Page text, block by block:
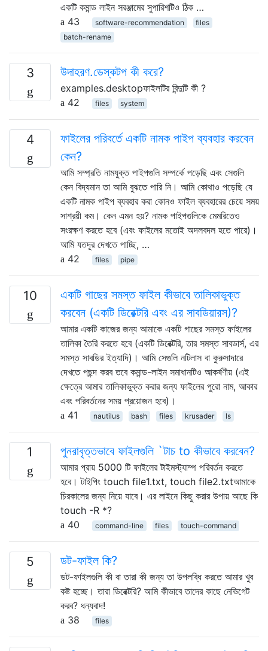
একটি কমান্ড লাইন সরঞ্জামের সুপারিশটিও ঠিক …
43
software-recommendation
files
batch-rename
3 উদাহরণ.ডেস্কটপ কী করে?
examples.desktopফাইলটির বিন্দুটি কী ?
42
files system
4
ফাইলের পরিবর্তে একটি নামক পাইপ ব্যবহার করবেন
কেন?
আমি সম্প্রতি নামযুক্ত পাইপগুলি সম্পর্কে পড়েছি এবং সেগুলি
কেন বিদ্যমান তা আমি বুঝতে পারি নি। আমি কোথাও পড়েছি যে
একটি নামক পাইপ ব্যবহার করা কোনও ফাইল ব্যবহারের চেয়ে সময়
সাশ্রয়ী কম। কেন এমন হয়? নামক পাইপগুলিকে মেমরিতেও
সংরক্ষণ করতে হবে (এবং ফাইলের মতোই অদলবদল হতে পারে)।
আমি যতদূর দেখতে পাচ্ছি, …
42
files pipe
10
একটি গাছের সমস্ত ফাইল কীভাবে তালিকাভুক্ত
করবেন (একটি ডিরেক্টরি এবং এর সাবডিয়ারস)?
আমার একটি কাজের জন্য আমাকে একটি গাছের সমস্ত ফাইলের
তালিকা তৈরি করতে হবে (একটি ডিরেক্টরি, তার সমস্ত সাবডার্স, এর
সমস্ত সাবডির ইত্যাদি)। আমি সেগুলি নটিলাস বা কুরুসাদারে
দেখতে পছন্দ করব তবে কমান্ড-লাইন সমাধানটিও আকর্ষণীয় (এই
ক্ষেত্রে আমার তালিকাভুক্ত করার জন্য ফাইলের পুরো নাম, আকার
এবং পরিবর্তনের সময় প্রয়োজন হবে)।
41
nautilus bash files krusader ls
1 পুনরাবৃত্তভাবে ফাইলগুলি `টাচ to কীভাবে করবেন?
আমার প্রায় 5000 টি ফাইলের টাইমস্ট্যাম্প পরিবর্তন করতে
হবে। টাইপিং touch file1.txt, touch file2.txtআমাকে
চিরকালের জন্য নিয়ে যাবে। এর লাইনে কিছু করার উপায় আছে কি
touch -R *?
40
command-line files touch-command
5 ডট-ফাইল কি?
ডট-ফাইলগুলি কী বা তারা কী জন্য তা উপলব্ধি করতে আমার খুব
কষ্ট হচ্ছে। তারা ডিরেক্টরি? আমি কীভাবে তাদের কাছে নেভিগেট
করব? ধন্যবাদ!
38
files